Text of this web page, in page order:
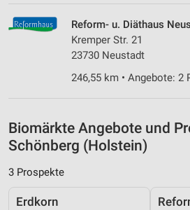
Reform- u. Diäthaus
Kremper Str. 21
23730 Neustadt
246,55 km • Angebote: 2
Biomärkte Angebote und
Schönberg (Holstein)
3 Prospekte
Erdkorn
Verwendung von Profilen zur Auswahl
personalisierter Inhalte
Messung der Werbeleistung
Messung der Performance von
Kombinationen von Daten aus
Quellen
Entwicklung und Verbesserung der
Verwendung reduzierter Daten zur
Inhalten